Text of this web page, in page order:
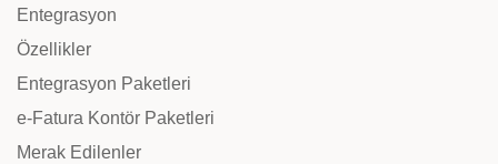
Entegrasyon
Özellikler
Entegrasyon Paketleri
e-Fatura Kontör Paketleri
Merak Edilenler